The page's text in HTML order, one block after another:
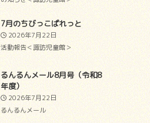
7月のちびっこぱれっと
2026年7月22日
活動報告＜諏訪児童館＞
るんるんメール8月号（令和8
年度）
2026年7月22日
るんるんメール